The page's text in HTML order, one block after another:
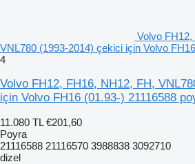
Volvo
VNL780 (1993-2014) çekici için Volvo
4
Volvo FH12, FH16, NH12, FH,
için Volvo FH16 (01.93-) 21116588
11.080 TL €201,60
Poyra
21116588 21116570 3988838 3092710
dizel